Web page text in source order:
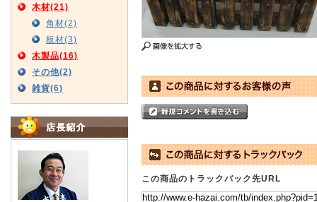
木材(21)
角材(2)
板材(3)
木製品(16)
その他(2)
雑貨(6)
この商品のトラックバック先URL